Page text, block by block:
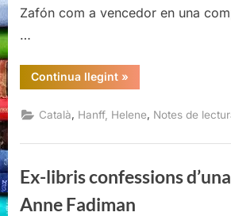
Zafón com a vencedor en una
…
Continua llegint“84,
Charing
Helene
Hanff”
»
Català, Hanff, Helene, Notes de
Ex-libris confessions
Anne Fadiman